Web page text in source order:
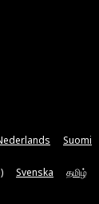
Suomi
Svenska தமிழ்